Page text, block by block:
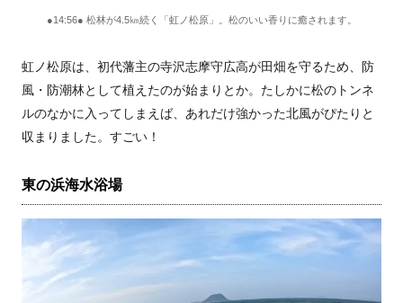
●14:56● 松林が4.5㎞続く「虹ノ松原」。松のいい香りに癒されます。
虹ノ松原は、初代藩主の寺沢志摩守広高が田畑を守るため、防
風・防潮林として植えたのが始まりとか。たしかに松のトンネ
ルのなかに入ってしまえば、あれだけ強かった北風がぴたりと
収まりました。すごい！
東の浜海水浴場